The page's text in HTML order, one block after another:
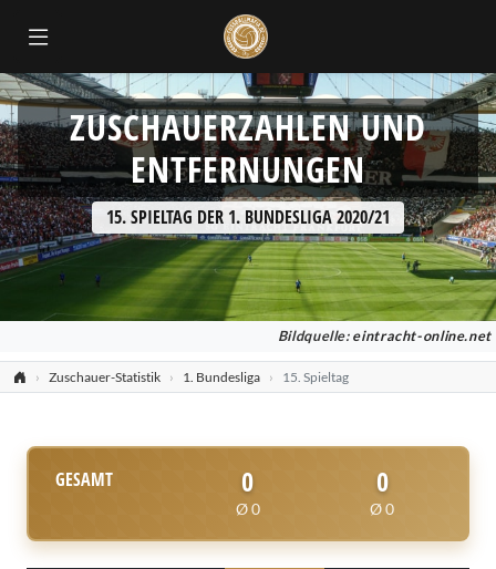
ZUSCHAUERZAHLEN UND
ENTFERNUNGEN
15. SPIELTAG DER 1. BUNDESLIGA 2020/21
Bildquelle: eintracht-online.net
Zuschauer-Statistik 1. Bundesliga 15. Spieltag
GESAMT 0
Ø 0
0
Ø 0